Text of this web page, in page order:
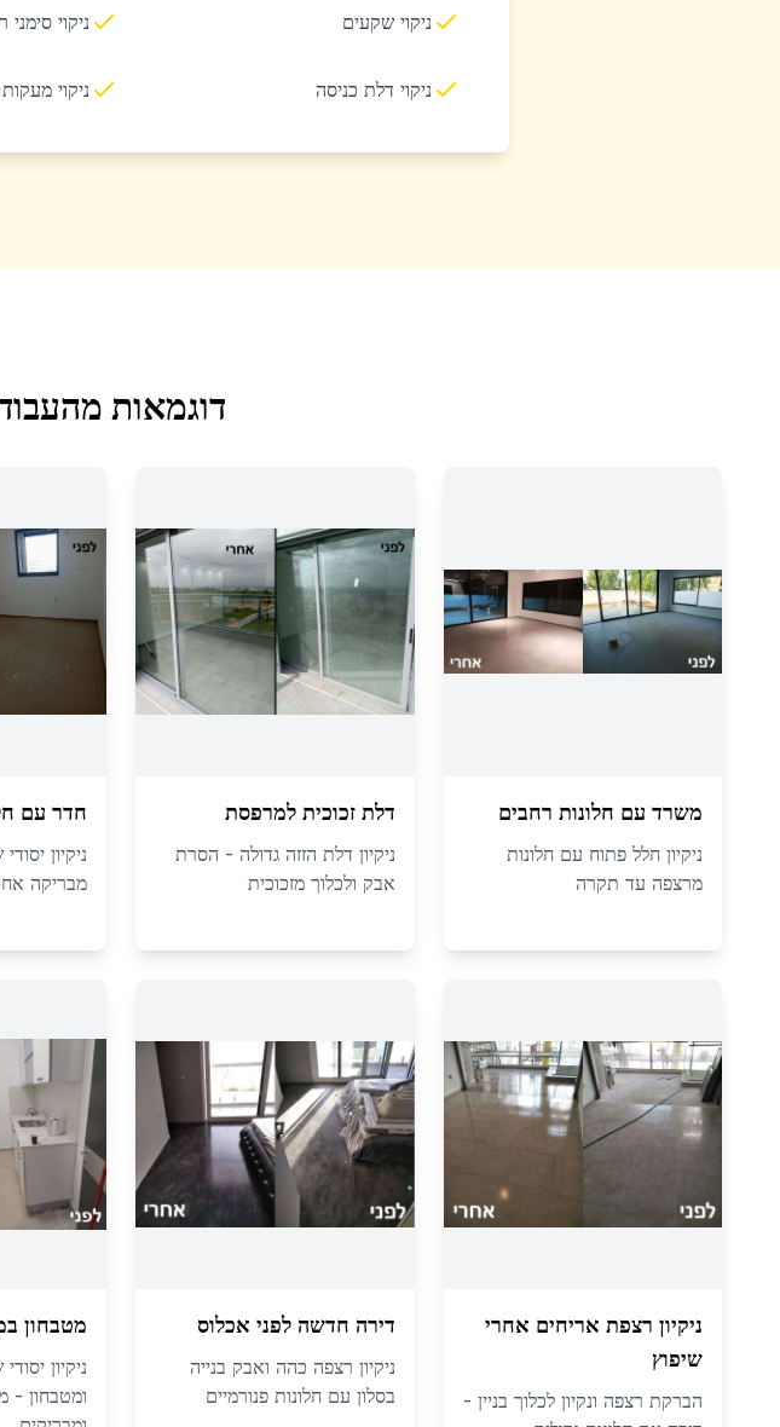
ניקוי שקעים ניקוי סימני
ניקוי דלת כניסה ניקוי מעקות
דוגמאות
משרד עם חלונות רחבים
ניקיון חלל פתוח עם חלונות
מרצפה עד תקרה
דלת זכוכית למרפסת
ניקיון דלת הזזה גדולה - הסרת
אבק ולכלוך מזכוכית
חדר עם
ניקיון
מבריקה
ניקיון רצפת אריחים אחרי
שיפוץ
הברקת רצפה ונקיון לכלוך בניין -
דירה חדשה לפני אכלוס
ניקיון רצפה כהה ואבק בנייה
בסלון עם חלונות פנורמיים
מטבחון
ניקיון
ומטבחון -